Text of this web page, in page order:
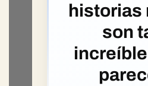
historias
son